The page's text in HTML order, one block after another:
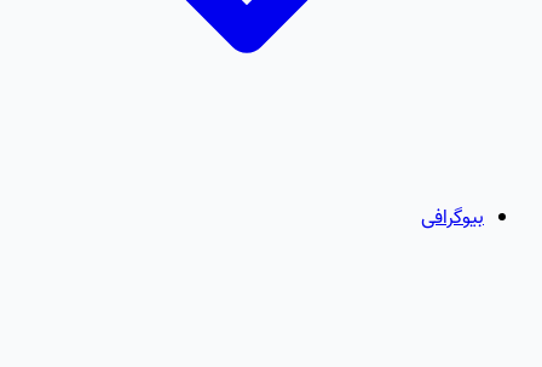
بیوگرافی